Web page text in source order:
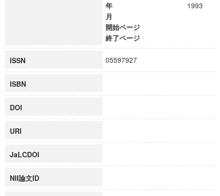
年
1993
月
開始ページ
終了ページ
ISSN 05597927
ISBN
DOI
URI
JaLCDOI
NII論文ID